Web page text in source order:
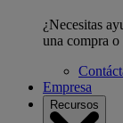
¿Necesitas
una compra
Empresa
Recursos